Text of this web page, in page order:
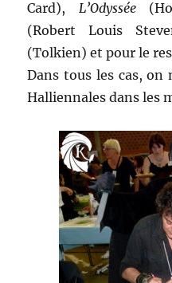
Card), L’Odyssée
(Robert Louis
(Tolkien) et pour le
Dans tous les cas, on
Halliennales dans les